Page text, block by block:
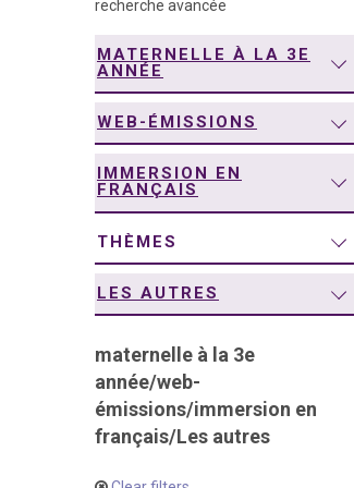
recherche avancée
MATERNELLE À LA 3E
ANNÉE
WEB-ÉMISSIONS
IMMERSION EN
FRANÇAIS
THÈMES
LES AUTRES
maternelle à la 3e
année/web-
émissions/immersion en
français/Les autres